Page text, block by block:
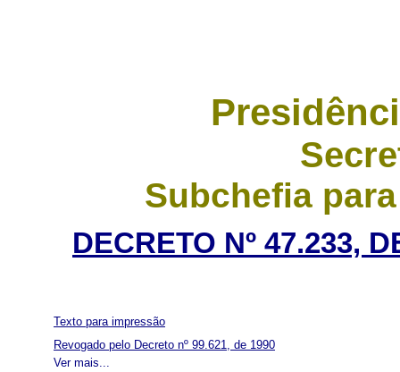
Subchefia
DECRETO Nº 47.233,
Ver mais...
Texto para impressão
Revogado pelo Decreto nº 99.621, de 1990